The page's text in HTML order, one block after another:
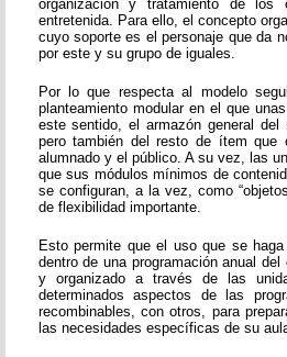
organización y tratamiento de los
entretenida. Para ello, el concepto
cuyo soporte es el personaje que da
por este y su grupo de iguales.
Por lo que respecta al modelo
planteamiento modular en el que
este sentido, el armazón general
pero también del resto de ítem que
alumnado y el público. A su vez, las
que sus módulos mínimos de
se configuran, a la vez, como
de flexibilidad importante.
Esto permite que el uso que se
dentro de una programación anual
y organizado a través de las
determinados aspectos de las
recombinables, con otros, para
las necesidades específicas de su